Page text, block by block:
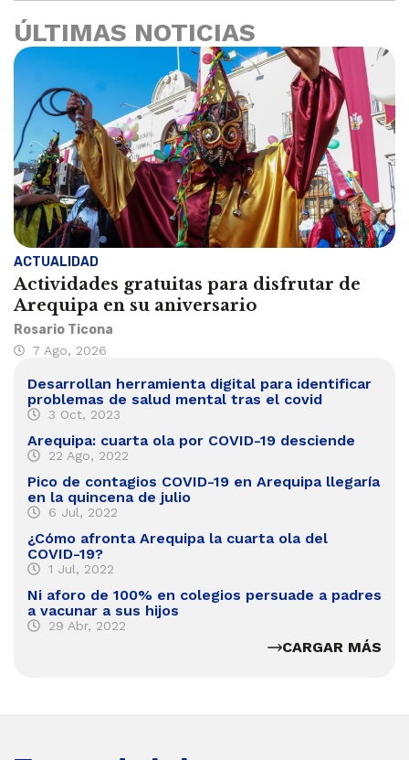
ÚLTIMAS NOTICIAS
ACTUALIDAD
Actividades gratuitas para disfrutar de
Arequipa en su aniversario
Rosario Ticona
7 Ago, 2026
Desarrollan herramienta digital para identificar
problemas de salud mental tras el covid
3 Oct, 2023
Arequipa: cuarta ola por COVID-19 desciende
22 Ago, 2022
Pico de contagios COVID-19 en Arequipa llegaría
en la quincena de julio
6 Jul, 2022
¿Cómo afronta Arequipa la cuarta ola del
COVID-19?
1 Jul, 2022
Ni aforo de 100% en colegios persuade a padres
a vacunar a sus hijos
29 Abr, 2022
CARGAR MÁS